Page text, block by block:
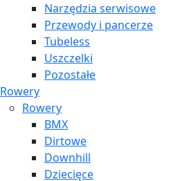
Narzędzia serwisowe
Przewody i pancerze
Tubeless
Uszczelki
Pozostałe
Rowery
Rowery
BMX
Dirtowe
Downhill
Dziecięce